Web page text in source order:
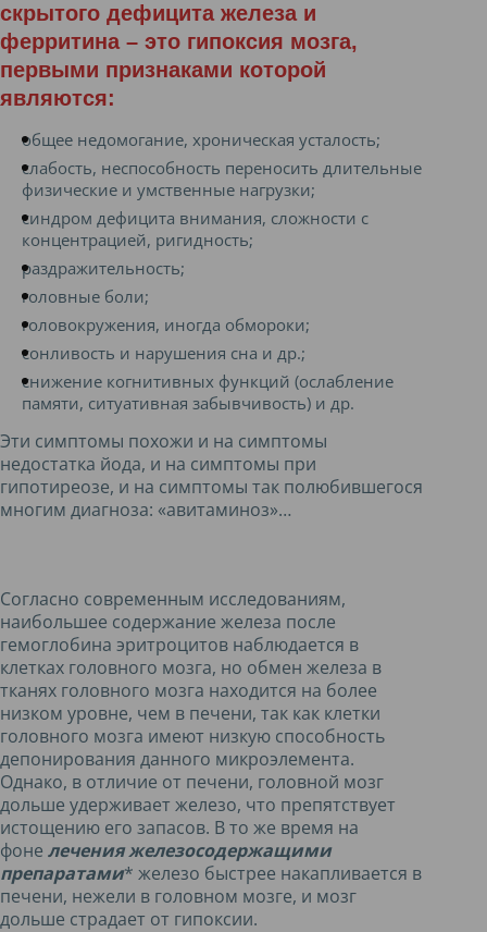
скрытого дефицита железа и
ферритина – это гипоксия мозга,
первыми признаками которой
являются:
общее недомогание, хроническая усталость;
слабость, неспособность переносить длительные
физические и умственные нагрузки;
синдром дефицита внимания, сложности с
концентрацией, ригидность;
раздражительность;
головные боли;
головокружения, иногда обмороки;
сонливость и нарушения сна и др.;
снижение когнитивных функций (ослабление
памяти, ситуативная забывчивость) и др.
Эти симптомы похожи и на симптомы
недостатка йода, и на симптомы при
гипотиреозе, и на симптомы так полюбившегося
многим диагноза: «авитаминоз»…
Согласно современным исследованиям,
наибольшее содержание железа после
гемоглобина эритроцитов наблюдается в
клетках головного мозга, но обмен железа в
тканях головного мозга находится на более
низком уровне, чем в печени, так как клетки
головного мозга имеют низкую способность
депонирования данного микроэлемента.
Однако, в отличие от печени, головной мозг
дольше удерживает железо, что препятствует
истощению его запасов. В то же время на
фоне лечения железосодержащими
препаратами* железо быстрее накапливается в
печени, нежели в головном мозге, и мозг
дольше страдает от гипоксии.